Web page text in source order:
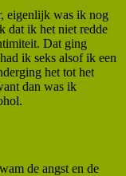
eigenlijk was ik nog
dat ik het niet redde
Dat ging
ik seks alsof ik een
het tot het
dan was ik
de angst en de